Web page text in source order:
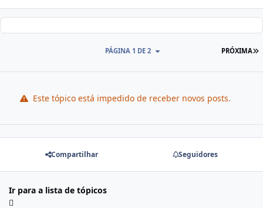
PRÓXIMA
PÁGINA 1 DE 2
Este tópico está impedido de receber novos posts.
Compartilhar Seguidores
Ir para a lista de tópicos